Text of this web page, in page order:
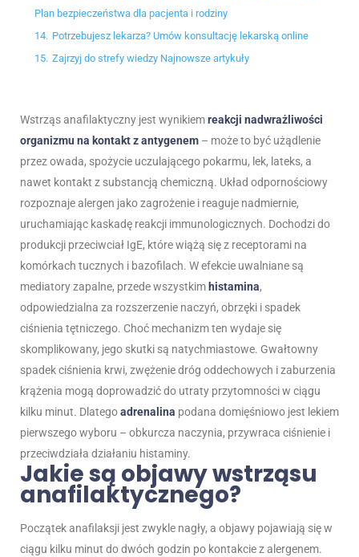
Plan bezpieczeństwa dla pacjenta i rodziny
14. Potrzebujesz lekarza? Umów konsultację lekarską online
15. Zajrzyj do strefy wiedzy Najnowsze artykuły
Wstrząs anafilaktyczny jest wynikiemreakcji nadwrażliwości
organizmu na kontakt z antygenem – może to być użądlenie
przez owada, spożycie uczulającego pokarmu, lek, lateks, a
nawet kontakt z substancją chemiczną. Układ odpornościowy
rozpoznaje alergen jako zagrożenie i reaguje nadmiernie,
uruchamiając kaskadę reakcji immunologicznych. Dochodzi do
produkcji przeciwciał IgE, które wiążą się z receptorami na
komórkach tucznych i bazofilach. W efekcie uwalniane są
mediatory zapalne, przede wszystkim histamina,
odpowiedzialna za rozszerzenie naczyń, obrzęki i spadek
ciśnienia tętniczego. Choć mechanizm ten wydaje się
skomplikowany, jego skutki są natychmiastowe. Gwałtowny
spadek ciśnienia krwi, zwężenie dróg oddechowych i zaburzenia
krążenia mogą doprowadzić do utraty przytomności w ciągu
kilku minut. Dlategoadrenalina podana domięśniowo jest lekiem
pierwszego wyboru – obkurcza naczynia, przywraca ciśnienie i
przeciwdziała działaniu histaminy.
Jakie są objawy wstrząsu
anafilaktycznego?
Początek anafilaksji jest zwykle nagły, a objawy pojawiają się w
ciągu kilku minut do dwóch godzin po kontakcie z alergenem.